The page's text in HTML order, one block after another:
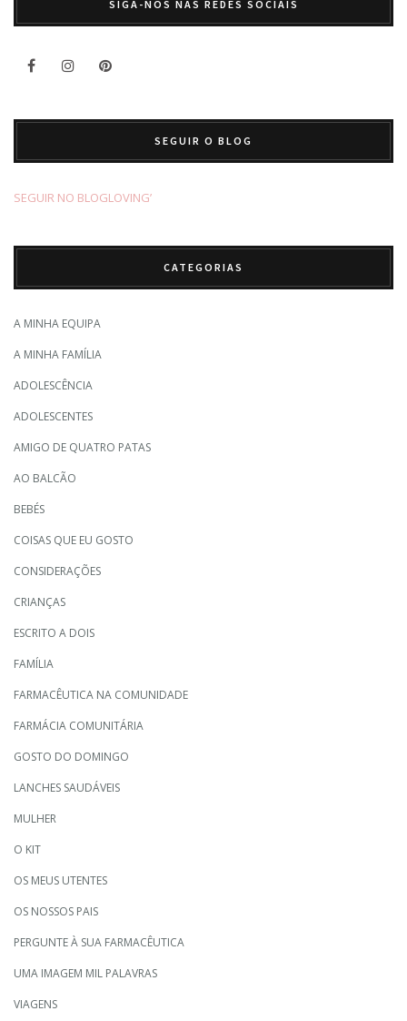
SIGA-NOS NAS REDES SOCIAIS
SEGUIR O BLOG
SEGUIR NO BLOGLOVING’
CATEGORIAS
A MINHA EQUIPA
A MINHA FAMÍLIA
ADOLESCÊNCIA
ADOLESCENTES
AMIGO DE QUATRO PATAS
AO BALCÃO
BEBÉS
COISAS QUE EU GOSTO
CONSIDERAÇÕES
CRIANÇAS
ESCRITO A DOIS
FAMÍLIA
FARMACÊUTICA NA COMUNIDADE
FARMÁCIA COMUNITÁRIA
GOSTO DO DOMINGO
LANCHES SAUDÁVEIS
MULHER
O KIT
OS MEUS UTENTES
OS NOSSOS PAIS
PERGUNTE À SUA FARMACÊUTICA
UMA IMAGEM MIL PALAVRAS
VIAGENS